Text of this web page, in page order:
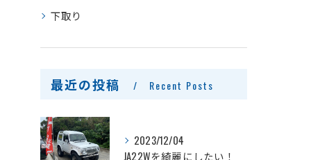
下取り
最近の投稿 Recent Posts
2023/12/04
JA22Wを綺麗にしたい！